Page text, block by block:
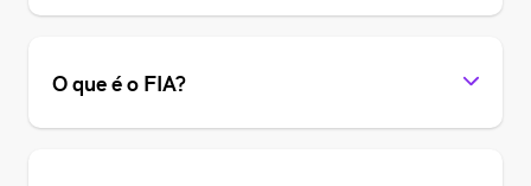
O que é o FIA?